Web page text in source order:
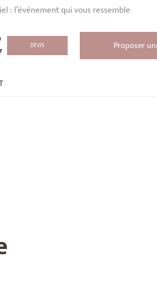
: l’événement qui vous ressemble
DEVIS Proposer